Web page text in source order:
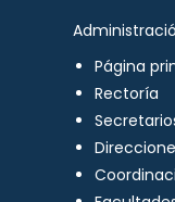
Página
Rectoría